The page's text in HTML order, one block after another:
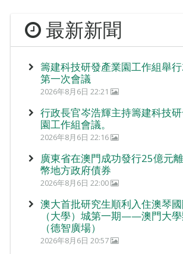
最新新聞
籌建科技研發產業園工作組舉
第一次會議
2026年8月6日 22:21
行政長官岑浩輝主持籌建科技
園工作組會議。
2026年8月6日 22:16
廣東省在澳門成功發行25億元
幣地方政府債券
2026年8月6日 22:00
澳大首批研究生順利入住澳琴
（大學）城第一期——澳門大
（德智廣場）
2026年8月6日 20:57